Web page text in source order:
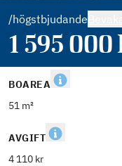
/högstbjudande
1 595 000
BOAREA
51 m²
AVGIFT
4 110 kr